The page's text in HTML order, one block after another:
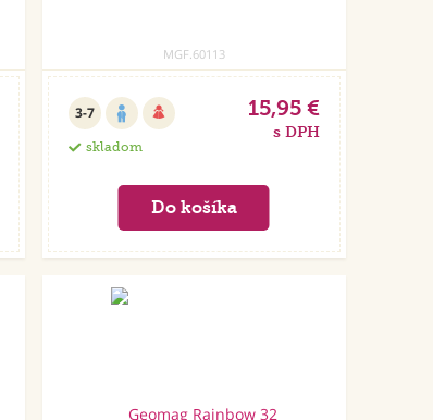
MGF.60113
3-7
skladom
15,95 €
s DPH